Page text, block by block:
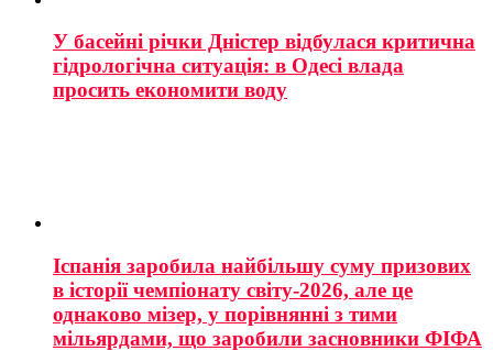
У басейні річки Дністер відбулася критична
гідрологічна ситуація: в Одесі влада
просить економити воду
Іспанія заробила найбільшу суму призових
в історії чемпіонату світу-2026, але це
однаково мізер, у порівнянні з тими
мільярдами, що заробили засновники ФІФА